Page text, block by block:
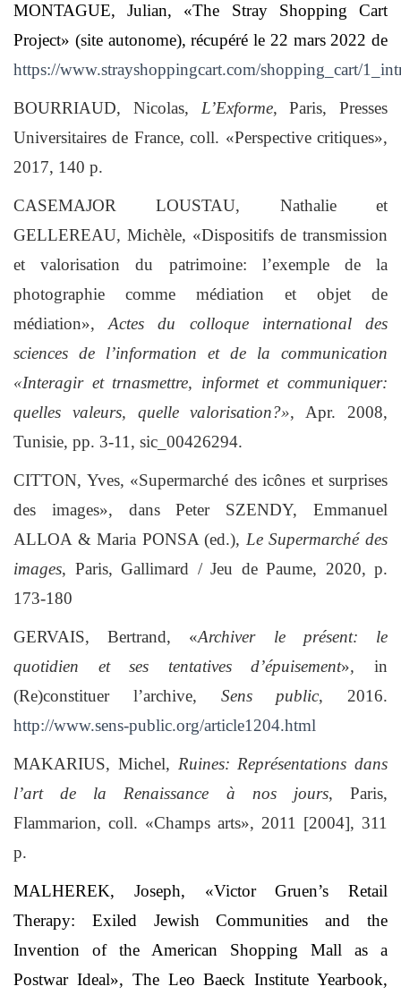
MONTAGUE, Julian, «The Stray Shopping Cart
Project» (site autonome), récupéré le 22 mars 2022 de
https://www.strayshoppingcart.com/shopping_cart/
BOURRIAUD, Nicolas, L’Exforme, Paris, Presses
Universitaires de France, coll. «Perspective critiques»,
2017, 140 p.
CASEMAJOR LOUSTAU, Nathalie et
GELLEREAU, Michèle, «Dispositifs de transmission
et valorisation du patrimoine: l’exemple de la
photographie comme médiation et objet de
médiation»,Actes du colloque international des
sciences de l’information et de la communication
«Interagir et trnasmettre, informet et communiquer:
quelles valeurs, quelle valorisation?», Apr. 2008,
Tunisie, pp. 3-11, sic_00426294.
CITTON, Yves, «Supermarché des icônes et surprises
des images», dans Peter SZENDY, Emmanuel
ALLOA & Maria PONSA (ed.), Le Supermarché des
images, Paris, Gallimard / Jeu de Paume, 2020, p.
173-180
GERVAIS, Bertrand, «Archiver le présent: le
quotidien et ses tentatives d’épuisement»,in
(Re)constituer l’archive, Sens public, 2016.
http://www.sens-public.org/article1204.html
MAKARIUS, Michel, Ruines: Représentations dans
l’art de la Renaissance à nos jours, Paris,
Flammarion, coll. «Champs arts», 2011 [2004], 311
p.
MALHEREK, Joseph, «Victor Gruen’s Retail
Therapy: Exiled Jewish Communities and the
Invention of the American Shopping Mall as a
Postwar Ideal», The Leo Baeck Institute Yearbook,